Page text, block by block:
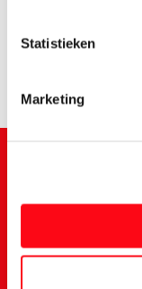
Statistieken
Marketing
Schrijf je in